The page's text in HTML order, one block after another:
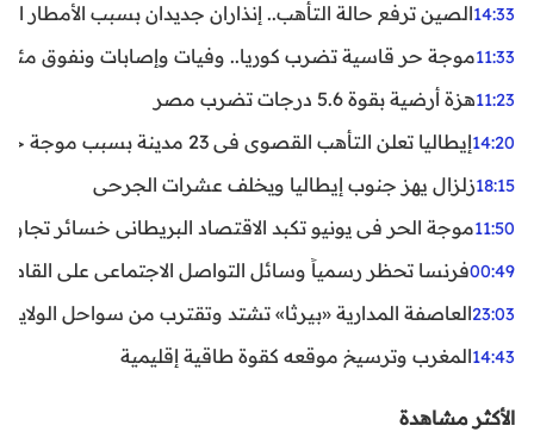
14:33الصين ترفع حالة التأهب.. إنذاران جديدان بسبب الأمطار
11:33موجة حر قاسية تضرب كوريا.. وفيات وإصابات ونفوق مئات
11:23هزة أرضية بقوة 5.6 درجات تضرب مصر
14:20إيطاليا تعلن التأهب القصوى في 23 مدينة بسبب موجة حر شديدة
18:15زلزال يهز جنوب إيطاليا ويخلف عشرات الجرحى
11:50موجة الحر في يونيو تكبد الاقتصاد البريطاني خسائر تجاوزت 1.5 مليار
00:49فرنسا تحظر رسمياً وسائل التواصل الاجتماعي على القاصرين
23:03العاصفة المدارية «بيرثا» تشتد وتقترب من سواحل
14:43المغرب وترسيخ موقعه كقوة طاقية إقليمية
الأكثر مشاهدة